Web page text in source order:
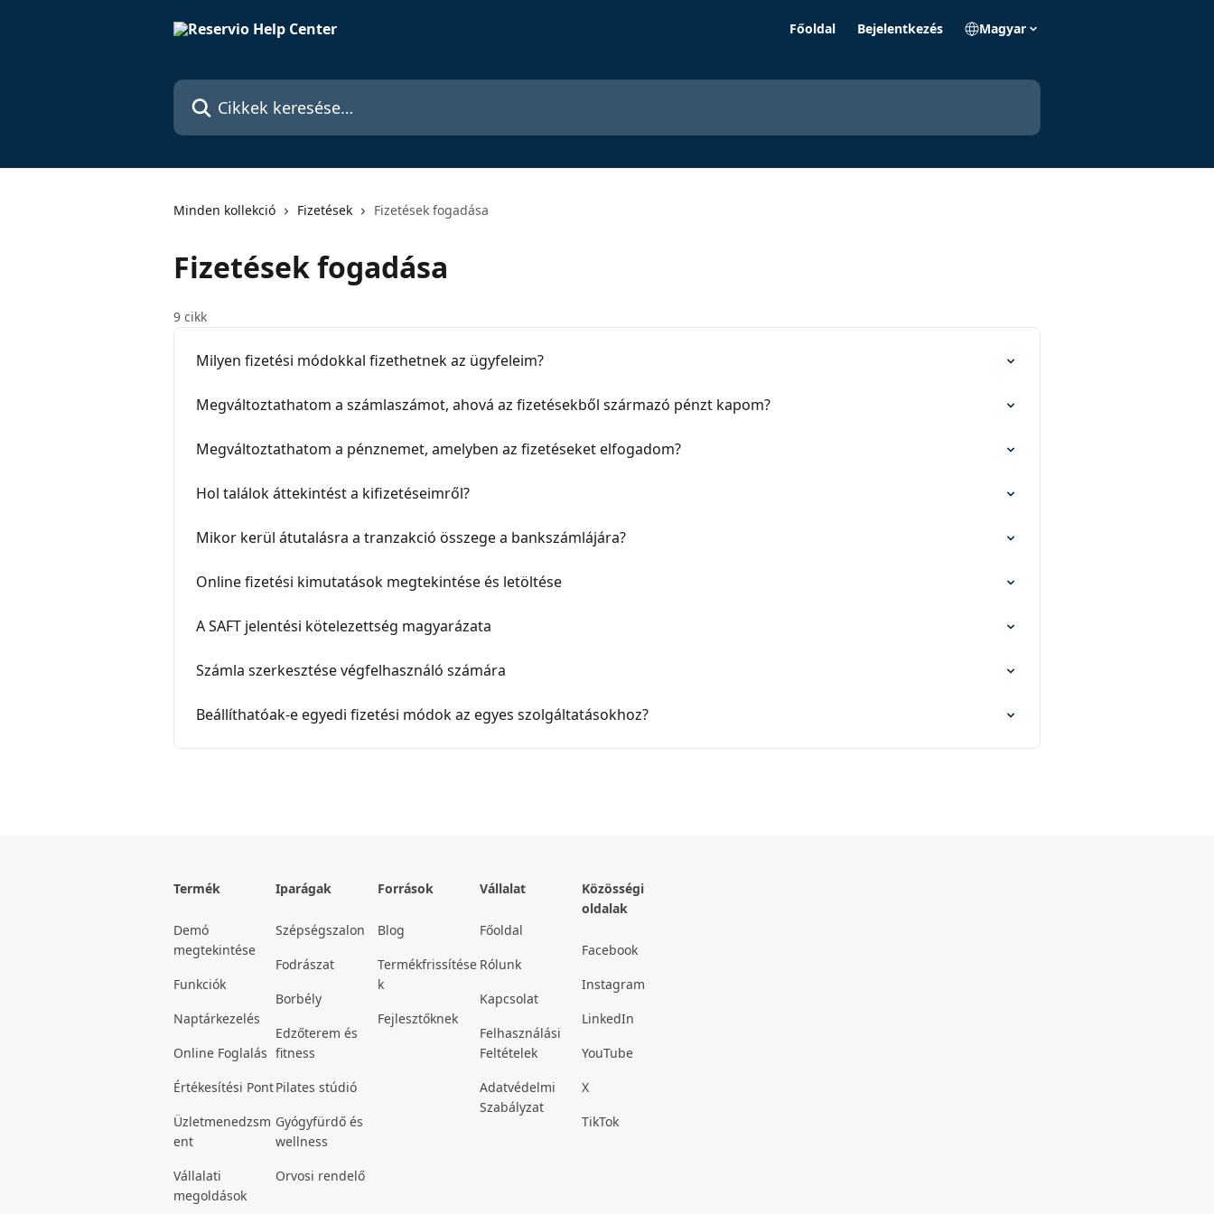
Főoldal Bejelentkezés Magyar
Cikkek keresése…
Minden kollekció Fizetések Fizetések fogadása
Fizetések fogadása
9 cikk
Milyen fizetési módokkal fizethetnek az ügyfeleim?
Megváltoztathatom a számlaszámot, ahová az fizetésekből származó pénzt kapom?
Megváltoztathatom a pénznemet, amelyben az fizetéseket elfogadom?
Hol találok áttekintést a kifizetéseimről?
Mikor kerül átutalásra a tranzakció összege a bankszámlájára?
Online fizetési kimutatások megtekintése és letöltése
A SAFT jelentési kötelezettség magyarázata
Számla szerkesztése végfelhasználó számára
Beállíthatóak-e egyedi fizetési módok az egyes szolgáltatásokhoz?
Termék
Demó
megtekintése
Funkciók
Naptárkezelés
Online Foglalás
Értékesítési Pont
Üzletmenedzsm
ent
Vállalati
megoldások
Iparágak
Szépségszalon
Fodrászat
Borbély
Edzőterem és
fitness
Pilates stúdió
Gyógyfürdő és
wellness
Orvosi rendelő
Források
Blog
Termékfrissítése
k
Fejlesztőknek
Vállalat
Főoldal
Rólunk
Kapcsolat
Felhasználási
Feltételek
Adatvédelmi
Szabályzat
Közösségi
oldalak
Facebook
Instagram
LinkedIn
YouTube
X
TikTok